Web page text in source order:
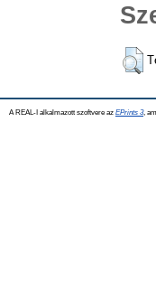
A REAL-I alkalmazott szoftvere az EPrints 3,